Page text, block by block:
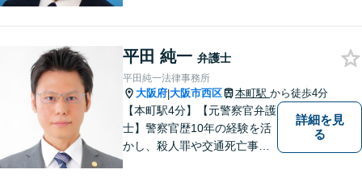
けるよう、誠実にあなたをサ
ポートいたします。【電話相
談も対応可能】
平田 純一 弁護士
平田純一法律事務所
大阪府|大阪市西区 本町駅 から徒歩4分
【本町駅4分】【元警察官弁護
士】警察官歴10年の経験を活
かし、殺人罪や交通死亡事故
詳細を見
る